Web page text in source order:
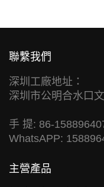
聯繫我們
深圳工廠地址：
深圳市公明合水口
手 提: 86-
WhatsAPP:
主營產品